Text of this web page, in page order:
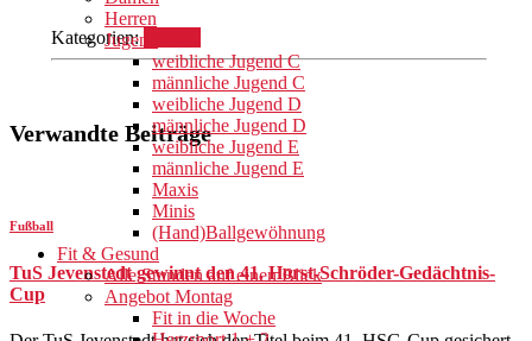
Herren
Jugend
weibliche Jugend C
männliche Jugend C
weibliche Jugend D
männliche Jugend D
weibliche Jugend E
männliche Jugend E
Maxis
Minis
(Hand)Ballgewöhnung
Fit & Gesund
Alle Stunden auf einen Blick
Angebot Montag
Fit in die Woche
Kategorien:Fußball
Verwandte Beiträge
Fußball
TuS Jevenstedt gewinnt den 41. Horst-Schröder-Gedächtnis-
Cup